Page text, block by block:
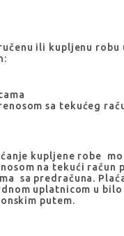
ili kupljenu
sa tekućeg
kupljene robe
na tekući račun
sa predračuna.
uplatnicom u
putem.